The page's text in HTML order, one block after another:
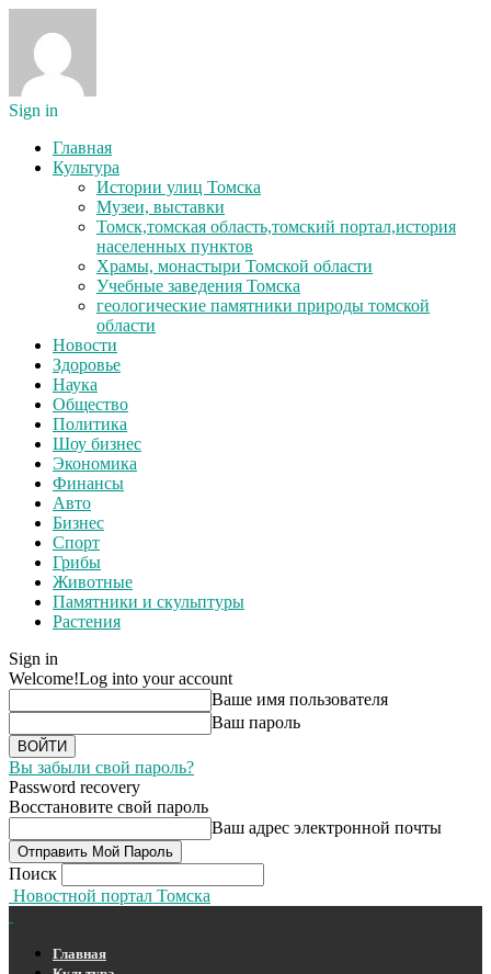
Sign in
Главная
Культура
Истории улиц Томска
Музеи, выставки
Томск,томская область,томский портал,история
населенных пунктов
Храмы, монастыри Томской области
Учебные заведения Томска
геологические памятники природы томской
области
Новости
Здоровье
Наука
Общество
Политика
Шоу бизнес
Экономика
Финансы
Авто
Бизнес
Спорт
Грибы
Животные
Памятники и скульптуры
Растения
Sign in
Welcome!Log into your account
Ваше имя пользователя
Ваш пароль
Вы забыли свой пароль?
Password recovery
Восстановите свой пароль
Ваш адрес электронной почты
Поиск
Новостной портал Томска
Главная